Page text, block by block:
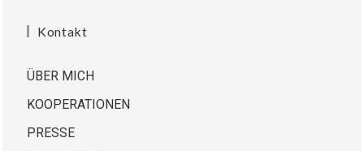
Kontakt
ÜBER MICH
KOOPERATIONEN
PRESSE